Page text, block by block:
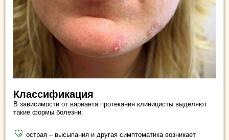
Классификация
В зависимости от варианта протекания клиницисты выделяют
такие формы болезни:
острая – высыпания и другая симптоматика возникает